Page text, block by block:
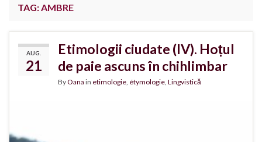
TAG: AMBRE
AUG.
21
Etimologii ciudate (IV). Hoțul
de paie ascuns în chihlimbar
ByOana in etimologie étymologie Lingvistică